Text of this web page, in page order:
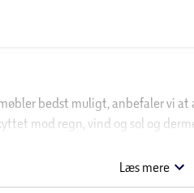
bedst muligt, anbefaler vi
mod regn, vind og sol og
anbefaler vi at møblerne
Læs mere